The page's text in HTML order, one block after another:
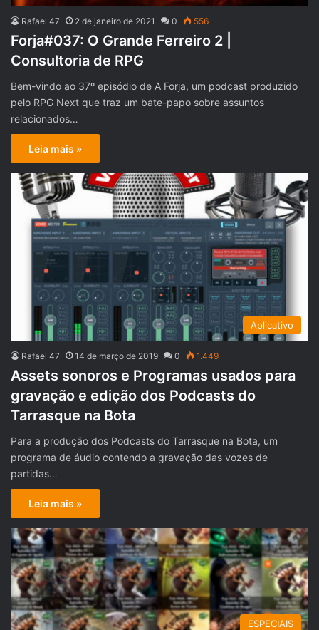
Rafael 47 2 de janeiro de 2021 0 556
Forja#037: O Grande Ferreiro 2 |
Consultoria de RPG
Bem-vindo ao 37º episódio de A Forja, um podcast produzido
pelo RPG Next que traz um bate-papo sobre assuntos
relacionados…
Leia mais »
Aplicativo
Rafael 47 14 de março de 2019 0 1.449
Assets sonoros e Programas usados para
gravação e edição dos Podcasts do
Tarrasque na Bota
Para a produção dos Podcasts do Tarrasque na Bota, um
programa de áudio contendo a gravação das vozes de
partidas…
Leia mais »
ESPECIAIS